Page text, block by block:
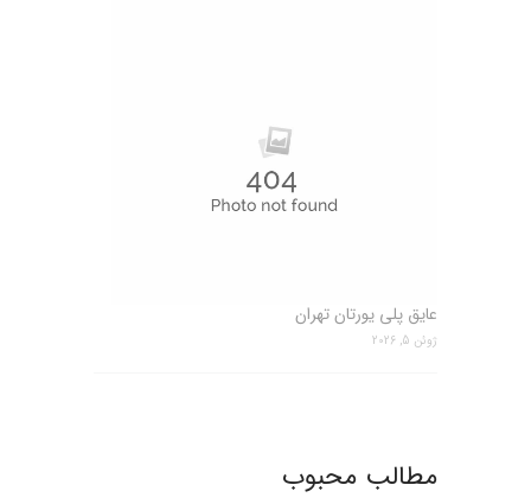
عایق پلی یورتان تهران
ژوئن 5, 2026
مطالب محبوب